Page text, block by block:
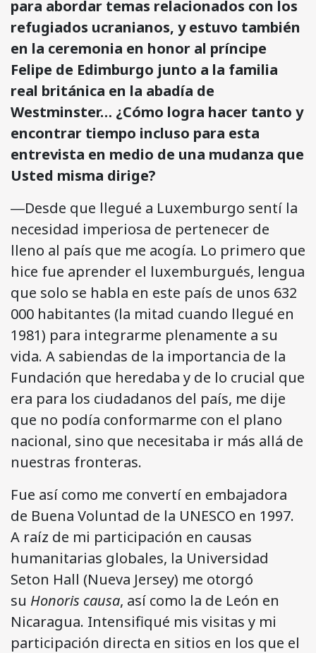
para abordar temas relacionados con los
refugiados ucranianos, y estuvo también
en la ceremonia en honor al príncipe
Felipe de Edimburgo junto a la familia
real británica en la abadía de
Westminster… ¿Cómo logra hacer tanto y
encontrar tiempo incluso para esta
entrevista en medio de una mudanza que
Usted misma dirige?
―Desde que llegué a Luxemburgo sentí la
necesidad imperiosa de pertenecer de
lleno al país que me acogía. Lo primero que
hice fue aprender el luxemburgués, lengua
que solo se habla en este país de unos 632
000 habitantes (la mitad cuando llegué en
1981) para integrarme plenamente a su
vida. A sabiendas de la importancia de la
Fundación que heredaba y de lo crucial que
era para los ciudadanos del país, me dije
que no podía conformarme con el plano
nacional, sino que necesitaba ir más allá de
nuestras fronteras.
Fue así como me convertí en embajadora
de Buena Voluntad de la UNESCO en 1997.
A raíz de mi participación en causas
humanitarias globales, la Universidad
Seton Hall (Nueva Jersey) me otorgó
su Honoris causa, así como la de León en
Nicaragua. Intensifiqué mis visitas y mi
participación directa en sitios en los que el